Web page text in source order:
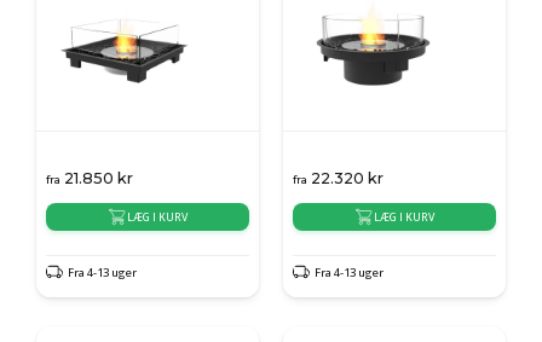
fra 21.850 kr
LÆG I KURV
Fra 4-13 uger
fra 22.320 kr
LÆG I KURV
Fra 4-13 uger